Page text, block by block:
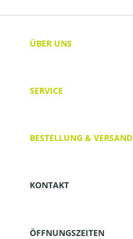
ÜBER UNS
SERVICE
BESTELLUNG & VERSAND
KONTAKT
ÖFFNUNGSZEITEN